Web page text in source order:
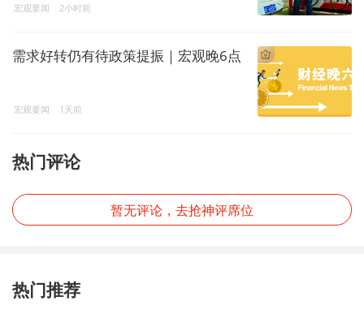
宏观要闻 2小时前
需求好转仍有待政策提振｜宏观晚6点
宏观要闻 1天前
热门评论
暂无评论，去抢神评席位
热门推荐